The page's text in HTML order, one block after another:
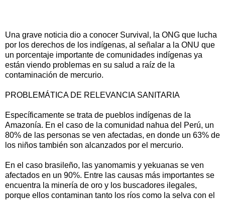
Una grave noticia dio a conocer Survival, la ONG que lucha
por los derechos de los indígenas, al señalar a la ONU que
un porcentaje importante de comunidades indígenas ya
están viendo problemas en su salud a raíz de la
contaminación de mercurio.
PROBLEMÁTICA DE RELEVANCIA SANITARIA
Específicamente se trata de pueblos indígenas de la
Amazonía. En el caso de la comunidad nahua del Perú, un
80% de las personas se ven afectadas, en donde un 63% de
los niños también son alcanzados por el mercurio.
En el caso brasileño, las yanomamis y yekuanas se ven
afectados en un 90%. Entre las causas más importantes se
encuentra la minería de oro y los buscadores ilegales,
porque ellos contaminan tanto los ríos como la selva con el